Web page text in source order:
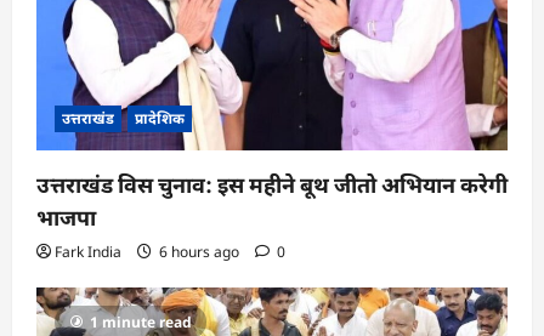
उत्तराखंड प्रादेशिक
उत्तराखंड विस चुनाव: इस महीने बूथ जीतो अभियान करेगी
भाजपा
Fark India 6 hours ago 0
1 minute read